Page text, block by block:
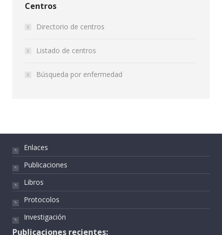
Centros
Directorio de centros
Listado de centros
Búsqueda por enfermedad
Enlaces
Publicaciones
Libros
Protocolos
Investigación
Publicaciones recientes: